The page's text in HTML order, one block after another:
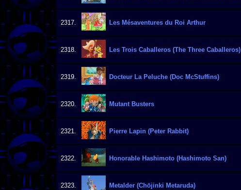
2317. Les Mésaventures du Roi Arthur
2318. Les Trois Caballeros (The Three Caballeros)
2319. Docteur La Peluche (Doc McStuffins)
2320. Mutant Busters
2321. Pierre Lapin (Peter Rabbit)
2322. Honorable Hashimoto (Hashimoto San)
2323. Metalder (Chōjinki Metaruda)